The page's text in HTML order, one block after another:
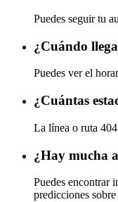
Puedes seguir tu
¿Cuándo
Puedes ver el
¿Cuántas
La línea o ruta
¿Hay mucha
Puedes encontrar
predicciones